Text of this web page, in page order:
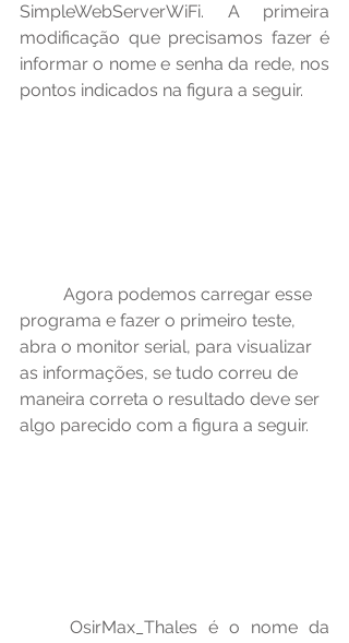
SimpleWebServerWiFi. A primeira
modificação que precisamos fazer é
informar o nome e senha da rede, nos
pontos indicados na figura a seguir.
programa e fazer o primeiro teste,
abra o monitor serial, para visualizar
as informações, se tudo correu de
maneira correta o resultado deve ser
algo parecido com a figura a seguir.